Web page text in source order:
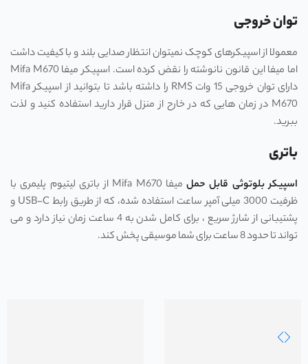
توان خروجی
معمولا از اسپیکرهای کوچک نمیتوان انتظار صدایی بلند و با کیفیت داشت
اما میفا این قانون نانوشته را نقض کرده است. اسپیکر میفا Mifa M670
دارای توان خروجی 15 وات RMS را داشته باشد تا بتوانید از اسپیکر Mifa
M670 در زمان هایی که در خارح از منزل قرار دارید استفاده کنید و لذت
ببرید.
باتری
اسپیکر بلوتوثی قابل حمل
میفا Mifa M670 از باتری لیتیوم پلیمری با
ظرفیت 3000 میلی آمپر ساعت استفاده شده، که از طریق رابط USB-C و
پشتیبانی از شارژ سریع ، برای کامل شدن به 4 ساعت زمان نیاز دارد و می
تواند تا حدود 8 ساعت برای شما موسیقی پخش کند.